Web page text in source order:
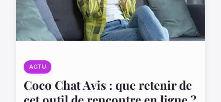
ACTU
Coco Chat Avis : que retenir de